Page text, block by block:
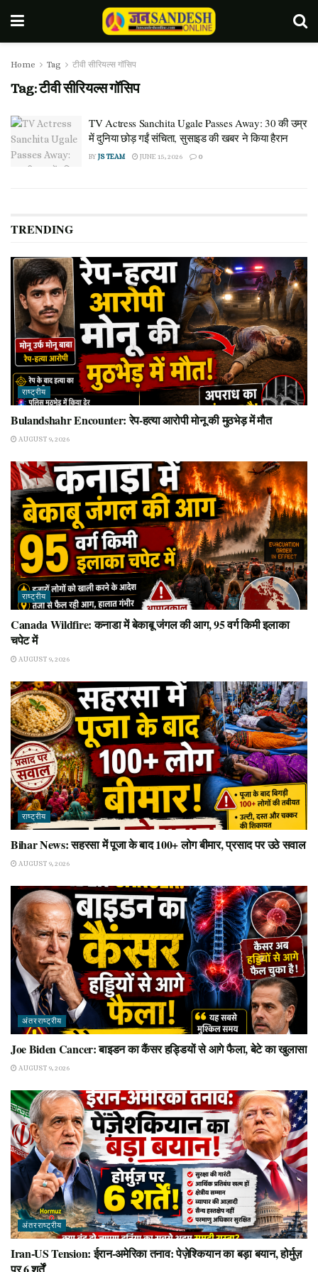
Home Tag टीवी सीरियल्स गॉसिप
Tag:टीवी सीरियल्स गॉसिप
TV Actress Sanchita Ugale Passes Away: 30 की उम्र
में दुनिया छोड़ गईं संचिता, सुसाइड की खबर ने किया हैरान
BYJS TEAM JUNE 15, 2026 0
TRENDING
राष्ट्रीय
Bulandshahr Encounter: रेप-हत्या आरोपी मोनू की मुठभेड़ में मौत
AUGUST 9, 2026
राष्ट्रीय
Canada Wildfire: कनाडा में बेकाबू जंगल की आग, 95 वर्ग किमी इलाका
चपेट में
AUGUST 9, 2026
राष्ट्रीय
Bihar News: सहरसा में पूजा के बाद 100+ लोग बीमार, प्रसाद पर उठे सवाल
AUGUST 9, 2026
अंतरराष्ट्रीय
Joe Biden Cancer: बाइडन का कैंसर हड्डियों से आगे फैला, बेटे का खुलासा
AUGUST 9, 2026
अंतरराष्ट्रीय
Iran-US Tension: ईरान-अमेरिका तनाव: पेज़ेश्कियान का बड़ा बयान, होर्मुज़
पर 6 शर्तें